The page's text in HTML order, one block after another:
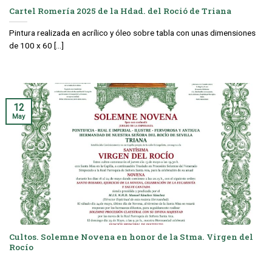
Cartel Romería 2025 de la Hdad. del Roció de Triana
Pintura realizada en acrílico y óleo sobre tabla con unas dimensiones
de 100 x 60 [...]
Cultos. Solemne Novena en honor de la Stma. Virgen del
Rocío
12
May